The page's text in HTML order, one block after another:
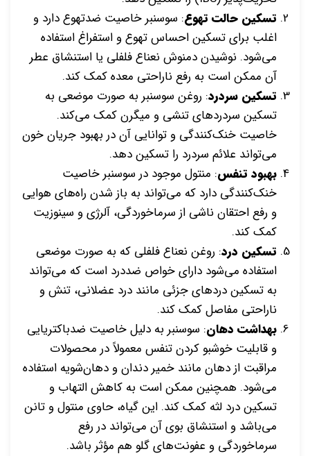
تسکین حالت تهوع: سوسنبر خاصیت ضدتهوع دارد و
اغلب برای تسکین احساس تهوع و استفراغ استفاده
می‌شود. نوشیدن دمنوش نعناع فلفلی یا استنشاق عطر
آن ممکن است به رفع ناراحتی معده کمک کند.
تسکین سردرد: روغن سوسنبر به صورت موضعی به
تسکین سردردهای تنشی و میگرن کمک می‌کند.
خاصیت خنک‌کنندگی و توانایی آن در بهبود جریان خون
می‌تواند علائم سردرد را تسکین دهد.
بهبود تنفس: منتول موجود در سوسنبر خاصیت
خنک‌کنندگی دارد که می‌تواند به باز شدن راه‌های هوایی
و رفع احتقان ناشی از سرماخوردگی، آلرژی و سینوزیت
کمک کند.
تسکین درد: روغن نعناع فلفلی که به صورت موضعی
استفاده می‌شود دارای خواص ضددرد است که می‌تواند
به تسکین دردهای جزئی مانند درد عضلانی، تنش و
ناراحتی مفاصل کمک کند.
بهداشت دهان: سوسنبر به دلیل خاصیت ضدباکتریایی
و قابلیت خوشبو کردن تنفس معمولاً در محصولات
مراقبت از دهان مانند خمیر دندان و دهان‌شویه استفاده
می‌شود. همچنین ممکن است به کاهش التهاب و
تسکین درد لثه کمک کند. این گیاه، حاوی منتول و تانن
می‌باشد و استنشاق بوی آن می‌تواند در رفع
سرماخوردگی و عفونت‌های گلو هم مؤثر باشد.